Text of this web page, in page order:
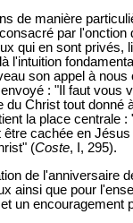
de manière
par
qui en sont
l'intuition
son appel à
: "Il faut
Christ tout
la place
cachée en
(Coste, I, 295).
de l'anniversaire
ainsi que pour
un encouragement